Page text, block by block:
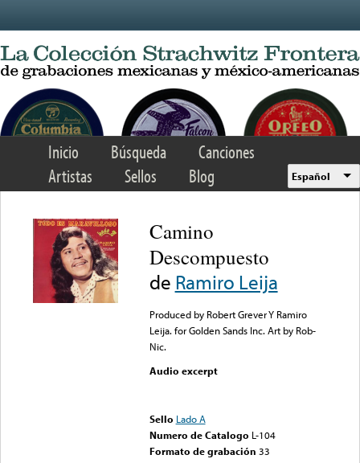
Inicio Búsqueda
Canciones
Artistas
Sellos Blog Español
Camino
Descompuesto
de Ramiro Leija
Produced by Robert Grever Y Ramiro
Leija. for Golden Sands Inc. Art by Rob-
Nic.
Audio excerpt
Sello Lado A
Numero de Catalogo L-104
Formato de grabación 33